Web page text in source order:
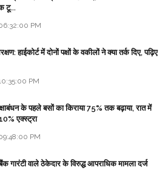
टू...
PM
हाईकोर्ट में दोनों पक्षों के वकीलों ने क्या तर्क दिए, पढ़िए
PM
के पहले बसों का किराया 75% तक बढ़ाया, रात में
एक्स्ट्रा
PM
गारंटी वाले ठेकेदार के विरुद्ध आपराधिक मामला दर्ज